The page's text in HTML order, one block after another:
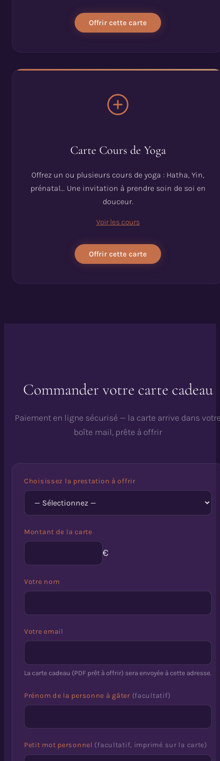
Offrir cette carte
Carte Cours de Yoga
Offrez un ou plusieurs cours de yoga : Hatha, Yin,
prénatal... Une invitation à prendre soin de soi en
douceur.
Voir les cours
Offrir cette carte
Commander votre carte cadeau
Paiement en ligne sécurisé — la carte arrive dans
boîte mail, prête à offrir
Choisissez la prestation à offrir
Montant de la carte
€
Votre nom
Votre email
La carte cadeau (PDF prêt à offrir) sera envoyée à cette adresse.
Prénom de la personne à gâter (facultatif)
Petit mot personnel (facultatif, imprimé sur la carte)